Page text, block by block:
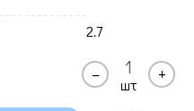
2.7
–
шт
+